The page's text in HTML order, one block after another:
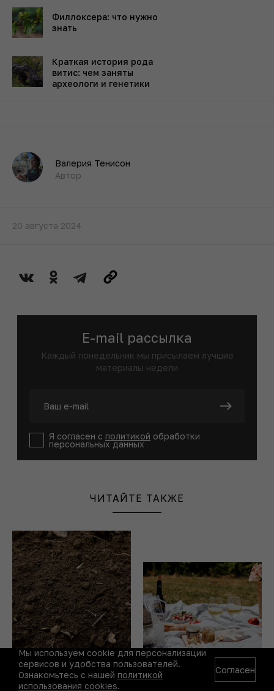
Филлоксера: что нужно
знать
Краткая история рода
витис: чем заняты
археологи и генетики
Валерия Тенисон
Автор
20 августа 2024
E-mail рассылка
Каждый понедельник мы присылаем лучшие
материалы недели
Я согласен с политикой обработки
персональных данных
ЧИТАЙТЕ ТАКЖЕ
Основы терруара, или Что
такое педология
Вино на природе: что
Мы используем cookie для персонализации
сервисов и удобства пользователей.
Ознакомьтесь с нашей политикой
использования cookies.
Согласен